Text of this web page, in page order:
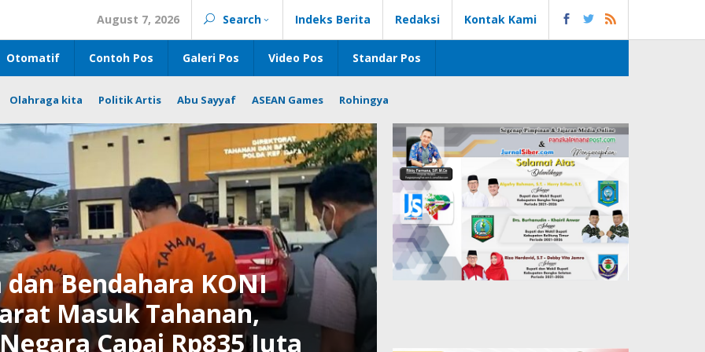
August 7, 2026 Search Indeks Berita Redaksi Kontak Kami
Otomatif Contoh Pos Galeri Pos Video Pos Standar Pos
Olahraga kita Politik Artis Abu Sayyaf ASEAN Games Rohingya
dan Bendahara KONI
Masuk Tahanan,
Capai Rp835 Juta